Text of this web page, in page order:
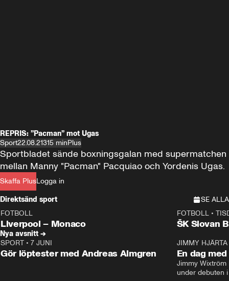
REPRIS: ”Pacman” mot Ugas
Sport22.08.21315 minPlus
Skaffa PlusLogga in
Sportbladet sände boxningsgalan med supermatchen
mellan Manny "Pacman" Pacquiao och Yordenis Ugas.
Direktsänd sport
SE ALLA
Plus
FOTBOLL
Liverpool – Monaco
Plus
FOTBOLL•
ŠK Slovan
Nya avsnitt →
SPORT • 7 JUNI
Gör löptester med Andreas Almgren
JIMMY
En dag
Jimmy
under debuten